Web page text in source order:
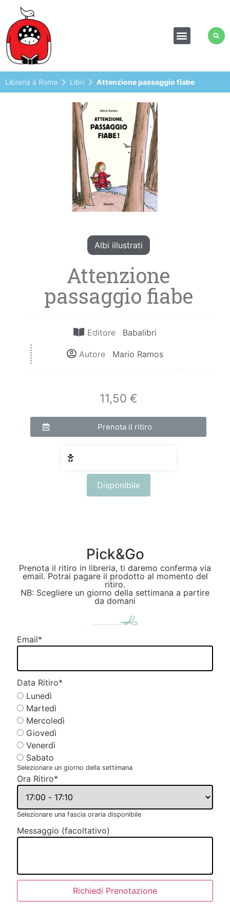
Libreria a Roma Libri Attenzione passaggio fiabe
Albi illustrati
Attenzione
passaggio fiabe
Editore Babalibri
Autore Mario Ramos
11,50 €
Prenota il ritiro
Disponibile
Pick&Go
Prenota il ritiro in libreria, ti daremo conferma via
email. Potrai pagare il prodotto al momento del
ritiro.
NB: Scegliere un giorno della settimana a partire
da domani
Email*
Data Ritiro*
Lunedì
Martedì
Mercoledì
Giovedì
Venerdì
Sabato
Selezionare un giorno della settimana
Ora Ritiro*
Selezionare una fascia oraria disponibile
Messaggio (facoltativo)
Richiedi Prenotazione